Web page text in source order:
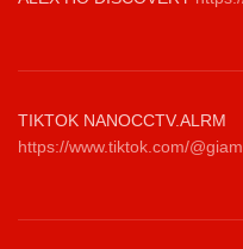
TIKTOK NANOCCTV.ALRM
https://www.tiktok.com/